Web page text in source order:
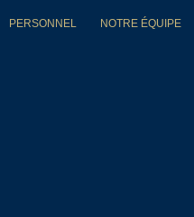
PERSONNEL NOTRE ÉQUIPE